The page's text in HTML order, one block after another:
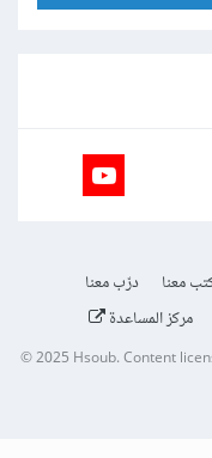
معنا
درّب معنا
مركز المساعدة
© 2025Hsoub.Content